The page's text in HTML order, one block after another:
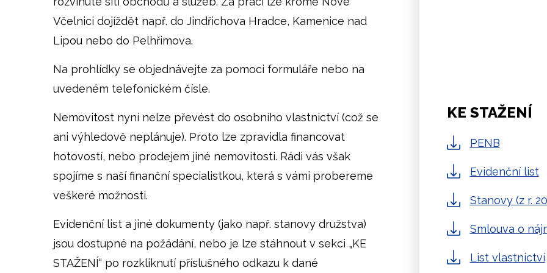
Včelnici dojíždět např. do Jindřichova Hradce, Kamenice nad
Lipou nebo do Pelhřimova.
Na prohlídky se objednávejte za pomoci formuláře nebo na
uvedeném telefonickém čísle.
Nemovitost nyní nelze převést do osobního vlastnictví (což se
ani výhledově neplánuje). Proto lze zpravidla financovat
hotovostí, nebo prodejem jiné nemovitosti. Rádi vás však
spojíme s naší finanční specialistkou, která s vámi probereme
veškeré možnosti.
Evidenční list a jiné dokumenty (jako např. stanovy družstva)
jsou dostupné na požádání, nebo je lze stáhnout v sekci „KE
STAŽENÍ“ po rozkliknutí příslušného odkazu k dané
KE STAŽENÍ
PENB
Evidenční list
Stanovy (z r.
Smlouva o
List vlastnictví